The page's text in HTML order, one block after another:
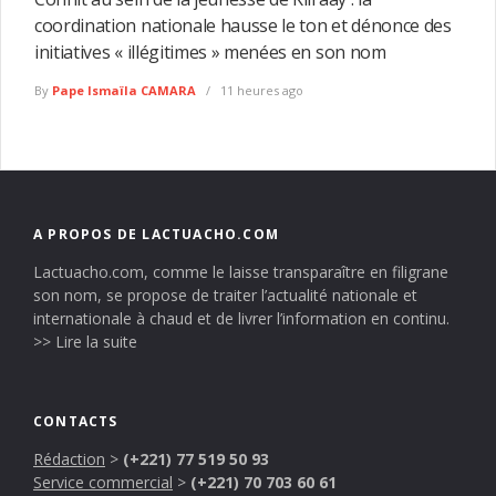
coordination nationale hausse le ton et dénonce des
initiatives « illégitimes » menées en son nom
By Pape Ismaïla CAMARA 11 heures ago
A PROPOS DE LACTUACHO.COM
Lactuacho.com, comme le laisse transparaître en filigrane
son nom, se propose de traiter l’actualité nationale et
internationale à chaud et de livrer l’information en continu.
>> Lire la suite
CONTACTS
Rédaction > (+221) 77 519 50 93
Service commercial > (+221) 70 703 60 61